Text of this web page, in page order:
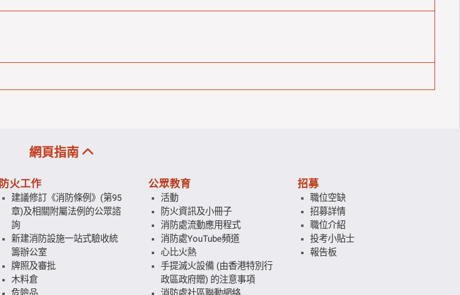
網頁指南
防火工作
建議修訂《消防條例》(第95
章)及相關附屬法例的公眾諮
詢
新建消防設施一站式驗收統
籌辦公室
牌照及審批
木料倉
公眾教育
活動
防火資訊及小冊子
消防處流動應用程式
消防處YouTube頻道
心比火熱
手提滅火設備 (由香港特別行
政區政府贈) 的注意事項
招募
職位空缺
招募詳情
職位介紹
投考小貼士
報告板